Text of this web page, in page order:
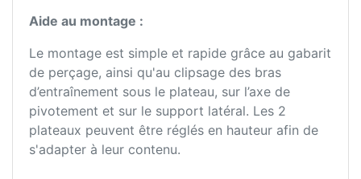
Aide au montage :
Le montage est simple et rapide grâce au gabarit
de perçage, ainsi qu'au clipsage des bras
d’entraînement sous le plateau, sur l’axe de
pivotement et sur le support latéral. Les 2
plateaux peuvent être réglés en hauteur afin de
s'adapter à leur contenu.